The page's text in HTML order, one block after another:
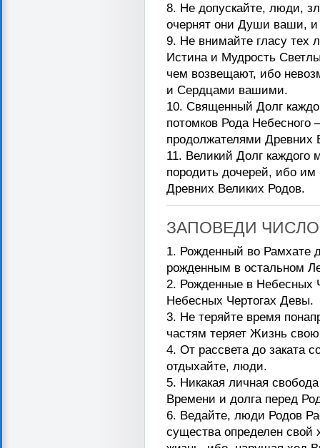
8. Не допускайте, люди,
очернят они Души ваши,
9. Не внимайте гласу тех
Истина и Мудрость
чем возвещают, ибо
и Сердцами вашими.
10. Священный Долг
потомков Рода
продолжателями Древних
11. Великий Долг
породить дочерей, ибо
Древних Великих Родов.
ЗАПОВЕДИ
1. Рожденный во Рамхате
рожденным в остальном
2. Рожденные в Небесных
Небесных Чертогах Девы.
3. Не теряйте время
частям теряет Жизнь
4. От рассвета до заката
отдыхайте, люди.
5. Никакая личная
Времени и долга перед
6. Ведайте, люди Родов
существа определен